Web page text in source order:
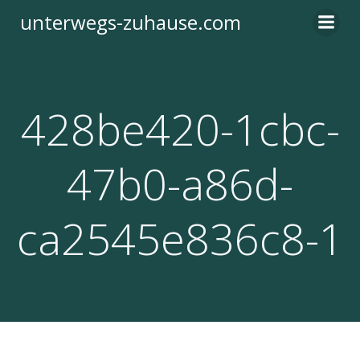
Inhalt
unterwegs-zuhause.com
428be420-1cbc-
47b0-a86d-
ca2545e836c8-1